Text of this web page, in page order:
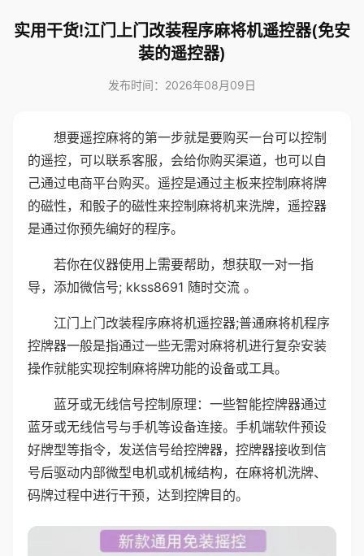
实用干货!江门上门改装程序麻将机遥控器(免安
装的遥控器)
发布时间：2026年08月09日
想要遥控麻将的第一步就是要购买一台可以控制
的遥控，可以联系客服，会给你购买渠道，也可以自
己通过电商平台购买。遥控是通过主板来控制麻将牌
的磁性，和骰子的磁性来控制麻将机来洗牌，遥控器
是通过你预先编好的程序。
若你在仪器使用上需要帮助，想获取一对一指
导，添加微信号; kkss8691 随时交流 。
江门上门改装程序麻将机遥控器;普通麻将机程序
控牌器一般是指通过一些无需对麻将机进行复杂安装
操作就能实现控制麻将牌功能的设备或工具。
蓝牙或无线信号控制原理：一些智能控牌器通过
蓝牙或无线信号与手机等设备连接。手机端软件预设
好牌型等指令，发送信号给控牌器，控牌器接收到信
号后驱动内部微型电机或机械结构，在麻将机洗牌、
码牌过程中进行干预，达到控牌目的。